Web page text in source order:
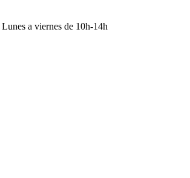
Lunes a viernes de 10h-14h